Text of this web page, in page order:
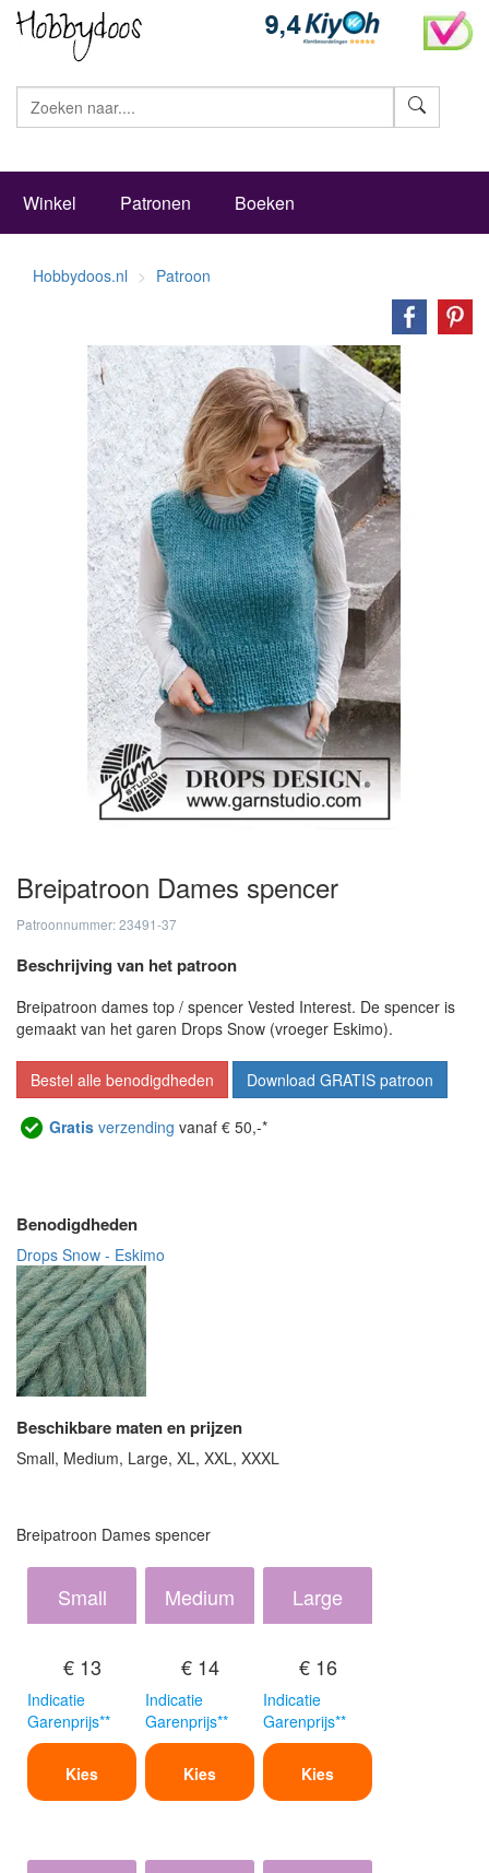
Winkel Patronen Boeken
Hobbydoos.nl Patroon
Breipatroon Dames spencer
Patroonnummer: 23491-37
Beschrijving van het patroon
Breipatroon dames top / spencer Vested Interest. De spencer is
gemaakt van het garen Drops Snow (vroeger Eskimo).
Bestel alle benodigdheden Download GRATIS patroon
Gratis verzending vanaf € 50,-*
Benodigdheden
Drops Snow - Eskimo
Beschikbare maten en prijzen
Small, Medium, Large, XL, XXL, XXXL
Breipatroon Dames spencer
Small
€ 13
Indicatie
Garenprijs**
Kies
Medium
€ 14
Indicatie
Garenprijs**
Kies
Large
€ 16
Indicatie
Garenprijs**
Kies